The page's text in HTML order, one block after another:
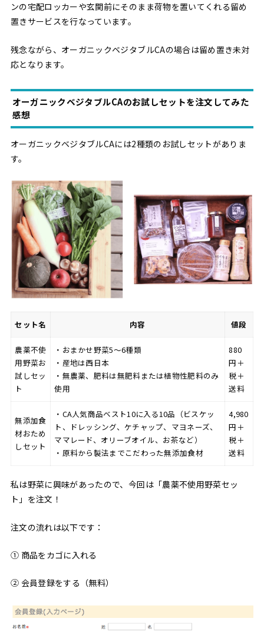
ンの宅配ロッカーや玄関前にそのまま荷物を置いてくれる留め
置きサービスを行なっています。
残念ながら、オーガニックベジタブルCAの場合は留め置き未対
応となります。
オーガニックベジタブルCAのお試しセットを注文してみた
感想
オーガニックベジタブルCAには2種類のお試しセットがありま
す。
セット名 内容 値段
農薬不使
用野菜お
試しセッ
ト
・おまかせ野菜5〜6種類
・産地は西日本
・無農薬、肥料は無肥料または植物性肥料のみ
使用
880
円＋
税＋
送料
無添加食
材おため
しセット
・CA人気商品ベスト10に入る10品（ビスケッ
ト、ドレッシング、ケチャップ、マヨネーズ、
ママレード、オリーブオイル、お茶など）
・原料から製法までこだわった無添加食材
4,980
円＋
税＋
送料
私は野菜に興味があったので、今回は「農薬不使用野菜セッ
ト」を注文！
注文の流れは以下です：
① 商品をカゴに入れる
② 会員登録をする（無料）